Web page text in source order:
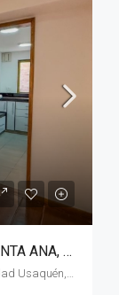
APARTAMENTO EN ARRIENDO EN SANTA ANA, USAQUÉN, BOGOTÁ, D.C.
Calle 109, Santa Ana, UPZs de Bogotá, Localidad Usaquén, Bogotá, Bogotá, Distrito Capital, RAP (Especial) Central, 110111, Colombia